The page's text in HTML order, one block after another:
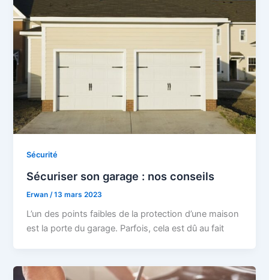
Sécurité
Sécuriser son garage : nos conseils
Erwan /13 mars 2023
L’un des points faibles de la protection d’une maison
est la porte du garage. Parfois, cela est dû au fait